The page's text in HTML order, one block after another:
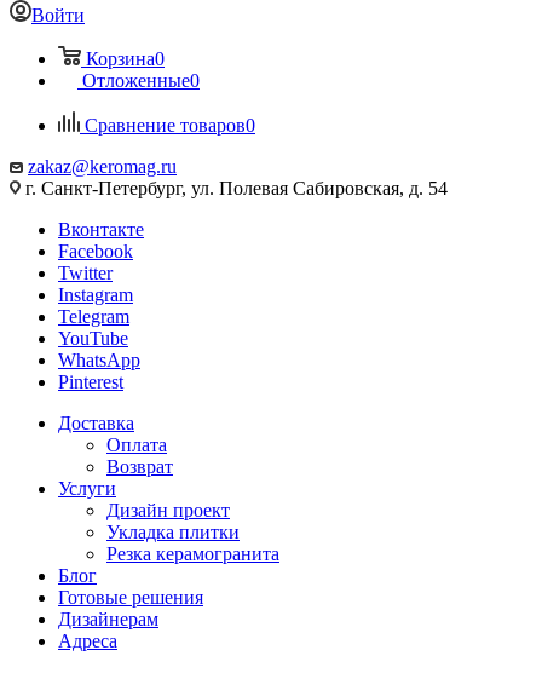
Войти
Корзина0
Отложенные0
Сравнение товаров0
zakaz@keromag.ru
г. Санкт-Петербург, ул. Полевая Сабировская, д. 54
Вконтакте
Facebook
Twitter
Instagram
Telegram
YouTube
WhatsApp
Pinterest
Доставка
Оплата
Возврат
Услуги
Дизайн проект
Укладка плитки
Резка керамогранита
Блог
Готовые решения
Дизайнерам
Адреса